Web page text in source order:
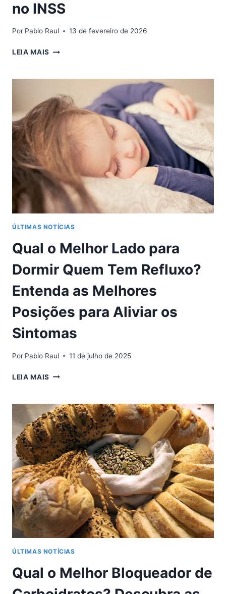
no INSS
Por Pablo Raul 13 de fevereiro de 2026
LEIA MAIS EXTRATO
COMO
ACESSAR,
CONSULTAR
CONTRIBUIÇÕES
E
EVITAR
ERROS
NO
INSS
ÚLTIMAS NOTÍCIAS
Qual o Melhor Lado para
Dormir Quem Tem Refluxo?
Entenda as Melhores
Posições para Aliviar os
Sintomas
Por Pablo Raul 11 de julho de 2025
LEIA MAIS QUAL
LADO
PARA
DORMIR
QUEM
TEM
REFLUXO?
ENTENDA
AS
MELHORES
POSIÇÕES
PARA
ÚLTIMAS NOTÍCIAS
Qual o Melhor Bloqueador de